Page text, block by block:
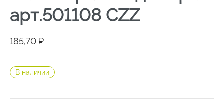
арт.501108 СZZ
185,70 ₽
В наличии